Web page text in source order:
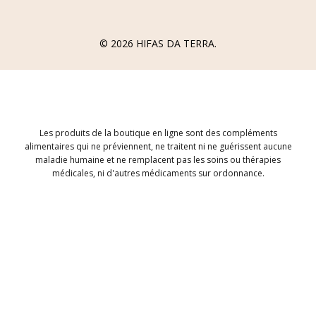
© 2026 HIFAS DA TERRA.
Les produits de la boutique en ligne sont des compléments
alimentaires qui ne préviennent, ne traitent ni ne guérissent aucune
maladie humaine et ne remplacent pas les soins ou thérapies
médicales, ni d'autres médicaments sur ordonnance.